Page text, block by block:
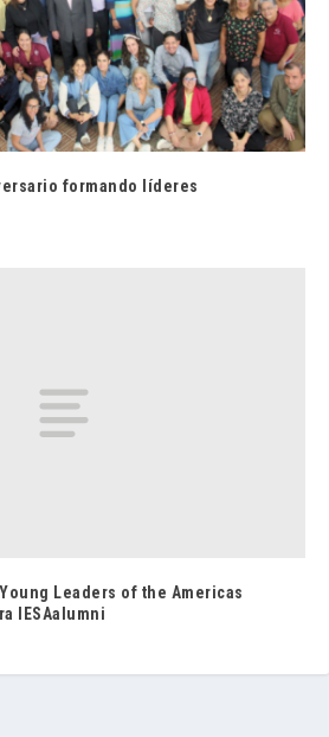
formando líderes
Leaders of the Americas
IESAalumni